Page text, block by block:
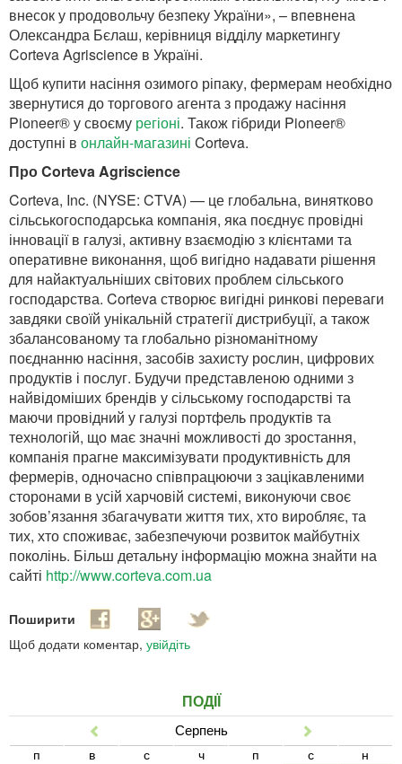
внесок у продовольчу безпеку України», – впевнена
Олександра Бєлаш, керівниця відділу маркетингу
Corteva Agriscience в Україні.
Щоб купити насіння озимого ріпаку, фермерам необхідно
звернутися до торгового агента з продажу насіння
Pioneer® у своєму регіоні. Також гібриди Pioneer®
доступні в онлайн-магазині Corteva.
Про Corteva Agriscience
Corteva, Inc. (NYSE: CTVA) — це глобальна, винятково
сільськогосподарська компанія, яка поєднує провідні
інновації в галузі, активну взаємодію з клієнтами та
оперативне виконання, щоб вигідно надавати рішення
для найактуальніших світових проблем сільського
господарства. Corteva створює вигідні ринкові переваги
завдяки своїй унікальній стратегії дистрибуції, а також
збалансованому та глобально різноманітному
поєднанню насіння, засобів захисту рослин, цифрових
продуктів і послуг. Будучи представленою одними з
найвідоміших брендів у сільському господарстві та
маючи провідний у галузі портфель продуктів та
технологій, що має значні можливості до зростання,
компанія прагне максимізувати продуктивність для
фермерів, одночасно співпрацюючи з зацікавленими
сторонами в усій харчовій системі, виконуючи своє
зобов’язання збагачувати життя тих, хто виробляє, та
тих, хто споживає, забезпечуючи розвиток майбутніх
поколінь. Більш детальну інформацію можна знайти на
сайті http://www.corteva.com.ua
Поширити
Щоб додати коментар, увійдіть
ПОДІЇ
Серпень
п в с ч п с н